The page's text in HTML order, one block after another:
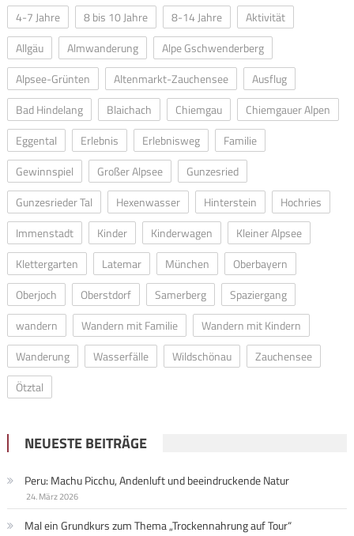
4-7 Jahre 8 bis 10 Jahre 8-14 Jahre
Aktivität
Allgäu
Almwanderung
Alpe Gschwenderberg
Alpsee-Grünten
Altenmarkt-Zauchensee
Ausflug
Bad Hindelang
Blaichach Chiemgau
Chiemgauer Alpen
Eggental
Erlebnis Erlebnisweg
Familie
Gewinnspiel
Großer Alpsee
Gunzesried
Gunzesrieder Tal
Hexenwasser Hinterstein
Hochries
Immenstadt
Kinder Kinderwagen
Kleiner Alpsee
Klettergarten
Latemar München
Oberbayern
Oberjoch
Oberstdorf Samerberg
Spaziergang
wandern
Wandern mit Familie
Wandern mit Kindern
Wanderung
Wasserfälle Wildschönau
Zauchensee
Ötztal
NEUESTE BEITRÄGE
Peru: Machu Picchu, Andenluft und beeindruckende Natur
24. März 2026
Mal ein Grundkurs zum Thema „Trockennahrung auf Tour“